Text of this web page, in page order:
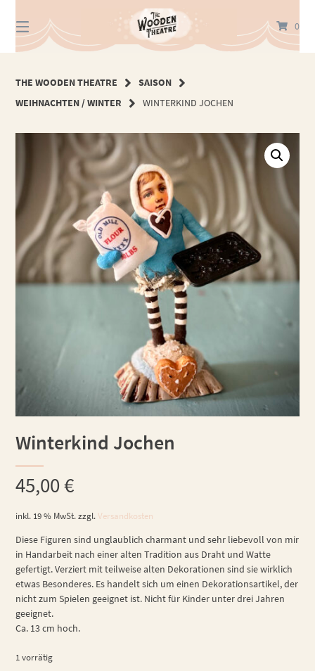
zum
Inhalt
0
THE WOODEN THEATRE
SAISON
WEIHNACHTEN / WINTER
WINTERKIND JOCHEN
Winterkind Jochen
45,00€
inkl. 19 % MwSt. zzgl.Versandkosten
Diese Figuren sind unglaublich charmant und sehr liebevoll von mir
in Handarbeit nach einer alten Tradition aus Draht und Watte
gefertigt. Verziert mit teilweise alten Dekorationen sind sie wirklich
etwas Besonderes. Es handelt sich um einen Dekorationsartikel, der
nicht zum Spielen geeignet ist. Nicht für Kinder unter drei Jahren
geeignet.
Ca. 13 cm hoch.
1 vorrätig